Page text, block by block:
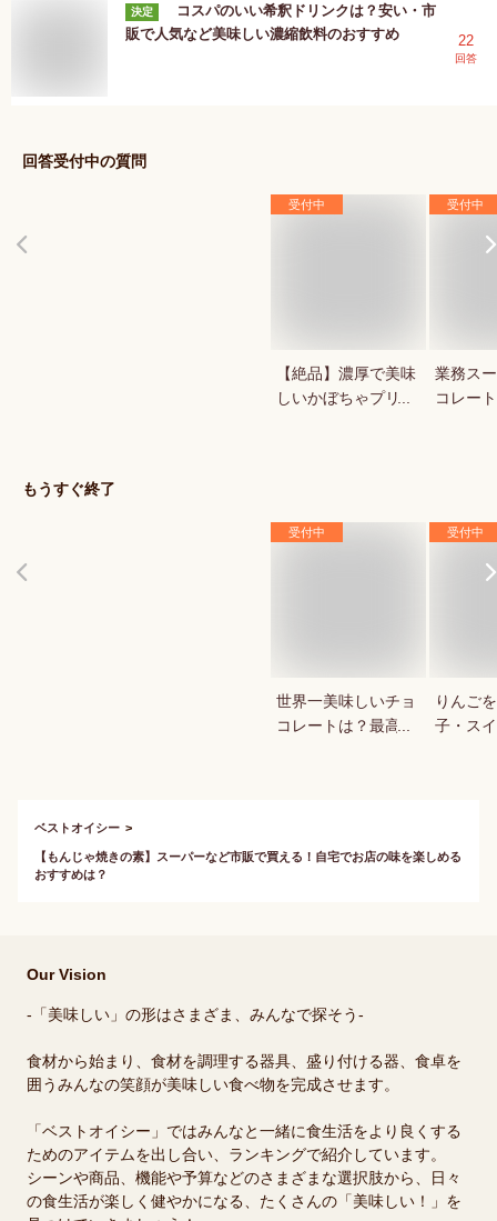
決定
コスパのいい希釈ドリンクは？安い・市
販で人気など美味しい濃縮飲料のおすすめ
22
回答
回答受付中の質問
受付中
【絶品】濃厚で美味
しいかぼちゃプリン
受付中
業務ス
コレー
もうすぐ終了
受付中
世界一美味しいチョ
コレートは？最高級
受付中
りんご
子・ス
ベストオイシー
【もんじゃ焼きの素】スーパーなど市販で買える！自宅でお店の味を楽しめる
おすすめは？
Our Vision
-「美味しい」の形はさまざま、みんなで探そう-
食材から始まり、食材を調理する器具、盛り付ける器、食卓を
囲うみんなの笑顔が美味しい食べ物を完成させます。
「ベストオイシー」ではみんなと一緒に食生活をより良くする
ためのアイテムを出し合い、ランキングで紹介しています。
シーンや商品、機能や予算などのさまざまな選択肢から、日々
の食生活が楽しく健やかになる、たくさんの「美味しい！」を